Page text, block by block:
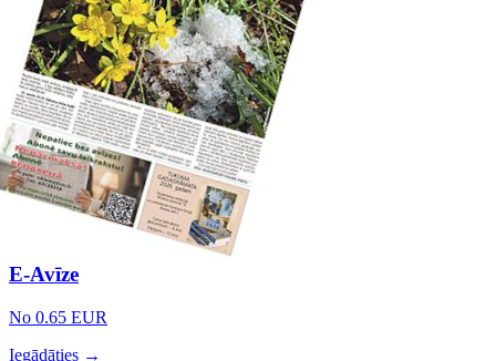
E-Avīze
No 0.65 EUR
Iegādāties →